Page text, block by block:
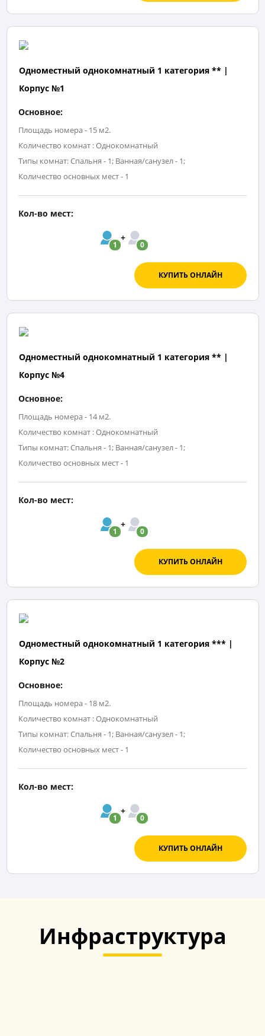
Одноместный однокомнатный 1 категория ** |
Корпус №1
Основное:
Площадь номера - 15 м2.
Количество комнат : Однокомнатный
Типы комнат: Спальня - 1; Ванная/санузел - 1;
Количество основных мест - 1
Кол-во мест:
1 0
КУПИТЬ ОНЛАЙН
Одноместный однокомнатный 1 категория ** |
Корпус №4
Основное:
Площадь номера - 14 м2.
Количество комнат : Однокомнатный
Типы комнат: Спальня - 1; Ванная/санузел - 1;
Количество основных мест - 1
Кол-во мест:
1 0
КУПИТЬ ОНЛАЙН
Одноместный однокомнатный 1 категория *** |
Корпус №2
Основное:
Площадь номера - 18 м2.
Количество комнат : Однокомнатный
Типы комнат: Спальня - 1; Ванная/санузел - 1;
Количество основных мест - 1
Кол-во мест:
1 0
КУПИТЬ ОНЛАЙН
Инфраструктура